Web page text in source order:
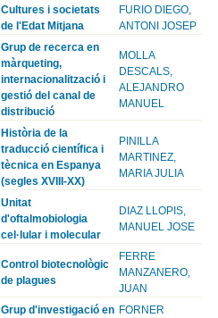
Cultures i societats
de l'Edat Mitjana
FURIO DIEGO,
ANTONI JOSEP
Grup de recerca en
màrqueting,
internacionalització i
gestió del canal de
distribució
MOLLA
DESCALS,
ALEJANDRO
MANUEL
Història de la
traducció científica i
tècnica en Espanya
(segles XVIII-XX)
PINILLA
MARTINEZ,
MARIA JULIA
Unitat
d'oftalmobiologia
cel·lular i molecular
DIAZ LLOPIS,
MANUEL JOSE
Control biotecnològic
de plagues
FERRE
MANZANERO,
JUAN
Grup d'investigació en FORNER